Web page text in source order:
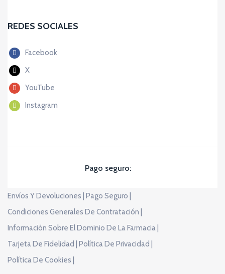
REDES SOCIALES
Facebook
X
YouTube
Instagram
Pago seguro:
Envíos Y Devoluciones | Pago Seguro |
Condiciones Generales De Contratación |
Información Sobre El Dominio De La Farmacia |
Tarjeta De Fidelidad |
Política De Privacidad |
Política De Cookies |